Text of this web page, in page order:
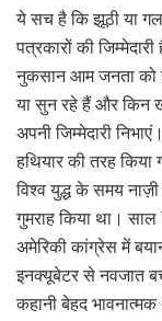
ये सच है कि झूठी या
पत्रकारों की
नुकसान आम जनता को
या सुन रहे हैं और किन
अपनी जिम्मेदारी
हथियार की तरह
विश्व युद्ध के समय
गुमराह किया था। साल
अमेरिकी कांग्रेस में
इनक्यूबेटर से नवजात
कहानी बेहद